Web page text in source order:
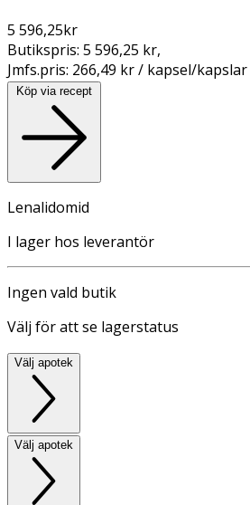
5 596,25kr
Butikspris: 5 596,25 kr,
Jmfs.pris: 266,49 kr / kapsel/kapslar
Köp via recept
Lenalidomid
I lager hos leverantör
Ingen vald butik
Välj för att se lagerstatus
Välj apotek
Välj apotek